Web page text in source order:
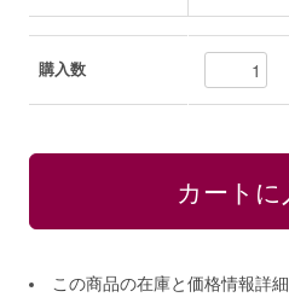
購入数
この商品の在庫と価格情報詳細